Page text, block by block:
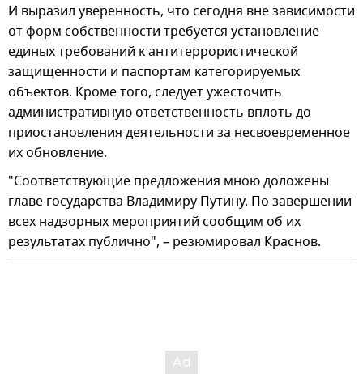
И выразил уверенность, что сегодня вне зависимости
от форм собственности требуется установление
единых требований к антитеррористической
защищенности и паспортам категорируемых
объектов. Кроме того, следует ужесточить
административную ответственность вплоть до
приостановления деятельности за несвоевременное
их обновление.
"Соответствующие предложения мною доложены
главе государства Владимиру Путину. По завершении
всех надзорных мероприятий сообщим об их
результатах публично", – резюмировал Краснов.